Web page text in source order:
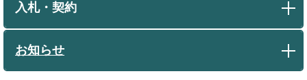
入札・契約
お知らせ